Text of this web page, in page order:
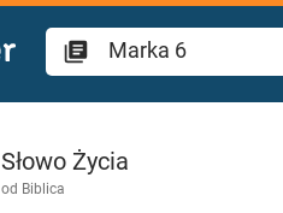
Marka 6
Słowo Życia
od Biblica